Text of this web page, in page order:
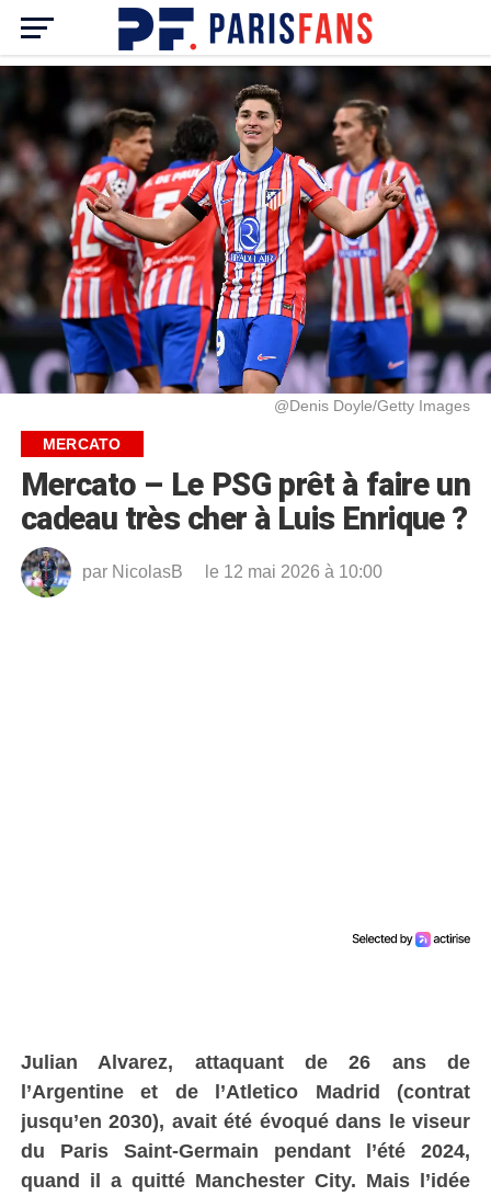
@Denis Doyle/Getty Images
MERCATO
Mercato – Le PSG prêt à faire un
cadeau très cher à Luis Enrique ?
par NicolasB le 12 mai 2026 à 10:00
Julian Alvarez, attaquant de 26 ans de
l’Argentine et de l’Atletico Madrid (contrat
jusqu’en 2030), avait été évoqué dans le viseur
du Paris Saint-Germain pendant l’été 2024,
quand il a quitté Manchester City. Mais l’idée